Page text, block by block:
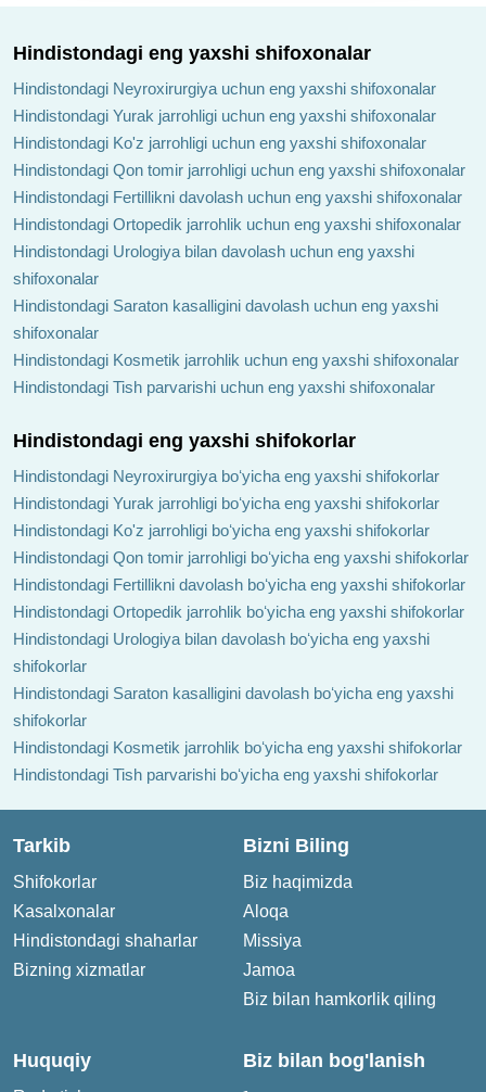
Hindistondagi eng yaxshi shifoxonalar
Hindistondagi Neyroxirurgiya uchun eng yaxshi shifoxonalar
Hindistondagi Yurak jarrohligi uchun eng yaxshi shifoxonalar
Hindistondagi Ko'z jarrohligi uchun eng yaxshi shifoxonalar
Hindistondagi Qon tomir jarrohligi uchun eng yaxshi shifoxonalar
Hindistondagi Fertillikni davolash uchun eng yaxshi shifoxonalar
Hindistondagi Ortopedik jarrohlik uchun eng yaxshi shifoxonalar
Hindistondagi Urologiya bilan davolash uchun eng yaxshi
shifoxonalar
Hindistondagi Saraton kasalligini davolash uchun eng yaxshi
shifoxonalar
Hindistondagi Kosmetik jarrohlik uchun eng yaxshi shifoxonalar
Hindistondagi Tish parvarishi uchun eng yaxshi shifoxonalar
Hindistondagi eng yaxshi shifokorlar
Hindistondagi Neyroxirurgiya boʻyicha eng yaxshi shifokorlar
Hindistondagi Yurak jarrohligi boʻyicha eng yaxshi shifokorlar
Hindistondagi Ko'z jarrohligi boʻyicha eng yaxshi shifokorlar
Hindistondagi Qon tomir jarrohligi boʻyicha eng yaxshi shifokorlar
Hindistondagi Fertillikni davolash boʻyicha eng yaxshi shifokorlar
Hindistondagi Ortopedik jarrohlik boʻyicha eng yaxshi shifokorlar
Hindistondagi Urologiya bilan davolash boʻyicha eng yaxshi
shifokorlar
Hindistondagi Saraton kasalligini davolash boʻyicha eng yaxshi
shifokorlar
Hindistondagi Kosmetik jarrohlik boʻyicha eng yaxshi shifokorlar
Hindistondagi Tish parvarishi boʻyicha eng yaxshi shifokorlar
Tarkib
Shifokorlar
Kasalxonalar
Hindistondagi shaharlar
Bizning xizmatlar
Bizni Biling
Biz haqimizda
Aloqa
Missiya
Jamoa
Biz bilan hamkorlik qiling
Huquqiy Biz bilan bog'lanish